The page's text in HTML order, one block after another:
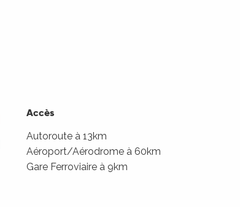
Accès
Accès
Autoroute à 13km
Aéroport/Aérodrome à 60km
Gare Ferroviaire à 9km